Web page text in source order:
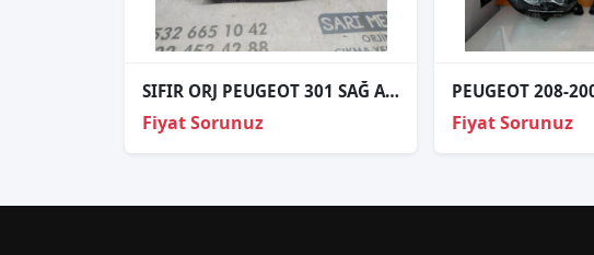
SIFIR ORJ PEUGEOT 301 SAĞ ARKA STOP BRAKETİ
Fiyat Sorunuz Fiyat Sorunuz